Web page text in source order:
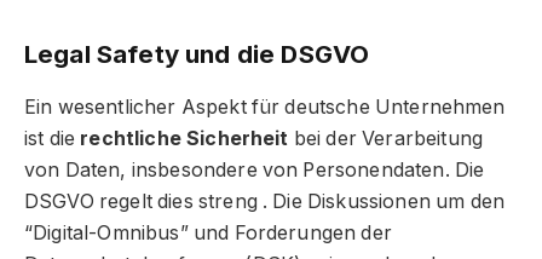
Legal Safety und die DSGVO
Ein wesentlicher Aspekt für deutsche Unternehmen
ist die rechtliche Sicherheit bei der Verarbeitung
von Daten, insbesondere von Personendaten. Die
DSGVO regelt dies streng . Die Diskussionen um den
“Digital-Omnibus” und Forderungen der